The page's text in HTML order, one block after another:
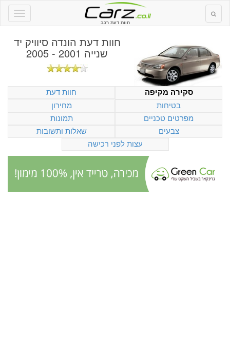
חוות דעת רכב
חוות דעת הונדה סיוויק יד
שנייה 2001 - 2005
סקירה מקיפה
חוות דעת
בטיחות
מחירון
מפרטים טכניים
תמונות
צבעים
שאלות ותשובות
עצות לפני רכישה